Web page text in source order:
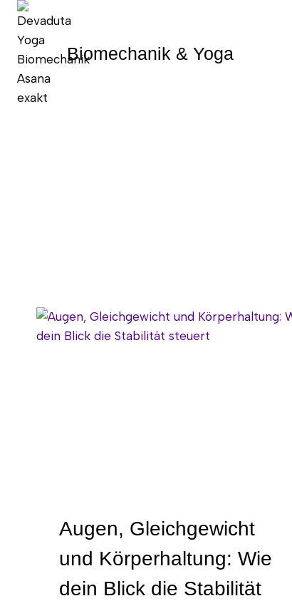
Zum
Inhalt
springen
Biomechanik & Yoga
Augen, Gleichgewicht
und Körperhaltung: Wie
dein Blick die Stabilität